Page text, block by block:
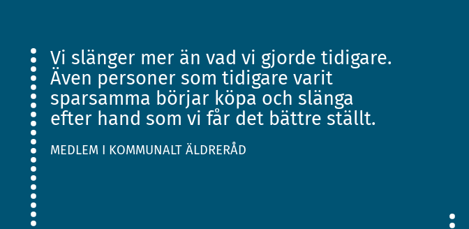
Vi slänger mer än vad vi gjorde tidigare.
Även personer som tidigare varit
sparsamma börjar köpa och slänga
efter hand som vi får det bättre ställt.
MEDLEM I KOMMUNALT ÄLDRERÅD